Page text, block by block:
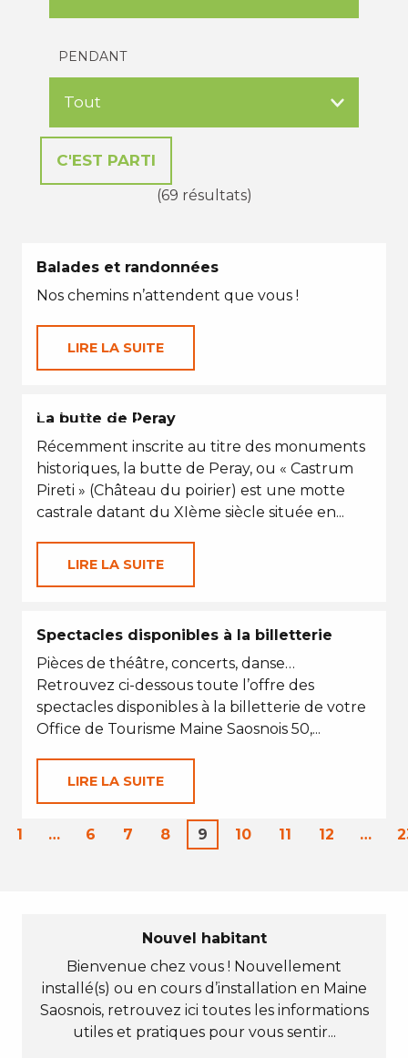
PENDANT
(69 résultats)
Balades et randonnées
Nos chemins n’attendent que vous !
LIRE LA SUITE
VACANCES D'ÉTÉ
La butte de Peray
Récemment inscrite au titre des monuments
historiques, la butte de Peray, ou « Castrum
Pireti » (Château du poirier) est une motte
castrale datant du XIème siècle située en...
LIRE LA SUITE
Spectacles disponibles à la billetterie
Pièces de théâtre, concerts, danse…
Retrouvez ci-dessous toute l’offre des
spectacles disponibles à la billetterie de votre
Office de Tourisme Maine Saosnois 50,...
LIRE LA SUITE
1 … 6 7 8 9 10 11 12 …
Nouvel habitant
Bienvenue chez vous ! Nouvellement
installé(s) ou en cours d’installation en Maine
Saosnois, retrouvez ici toutes les informations
utiles et pratiques pour vous sentir...